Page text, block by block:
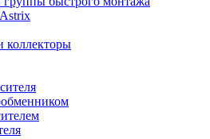
коллекторы